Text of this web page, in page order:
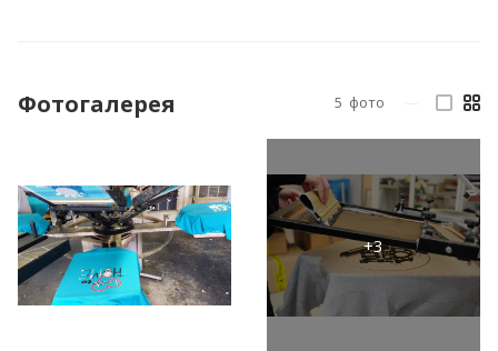
Фотогалерея 5 фото